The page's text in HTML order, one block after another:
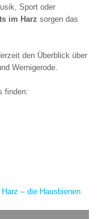
Sport oder
im Harz sorgen das
den Überblick über
Wernigerode.
finden:
– die Hausbienen